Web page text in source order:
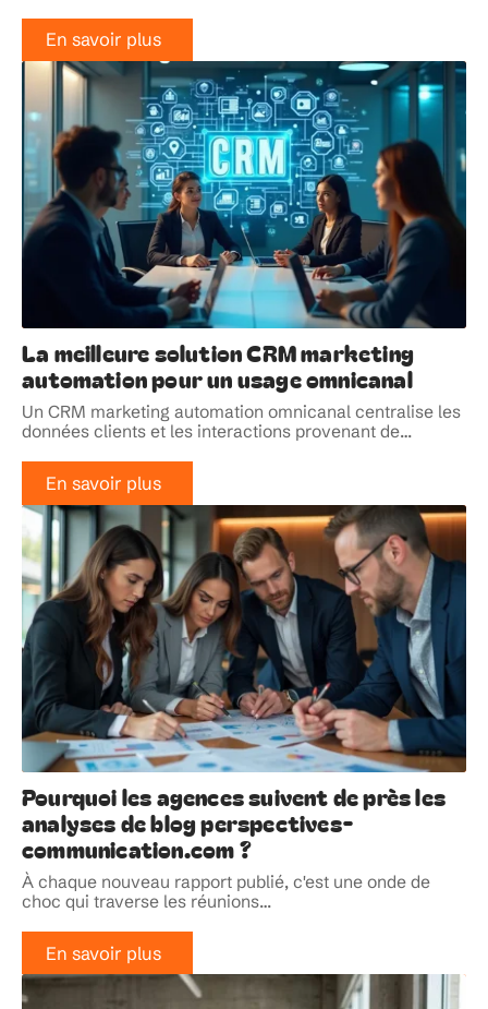
En savoir plus
La meilleure solution CRM marketing
automation pour un usage omnicanal
Un CRM marketing automation omnicanal centralise les
données clients et les interactions provenant de…
En savoir plus
Pourquoi les agences suivent de près les
analyses de blog perspectives-
communication.com ?
À chaque nouveau rapport publié, c'est une onde de
choc qui traverse les réunions…
En savoir plus